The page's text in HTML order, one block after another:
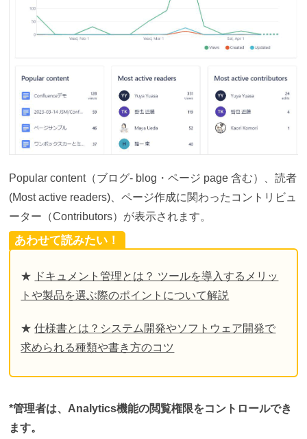
Popular content（ブログ- blog・ページ page 含む）、読者
(Most active readers)、ページ作成に関わったコントリビュ
ーター（Contributors）が表示されます。
あわせて読みたい！
★ ドキュメント管理とは？ ツールを導入するメリッ
トや製品を選ぶ際のポイントについて解説
★仕様書とは？システム開発やソフトウェア開発で
求められる種類や書き方のコツ
*管理者は、Analytics機能の閲覧権限をコントロールでき
ます。